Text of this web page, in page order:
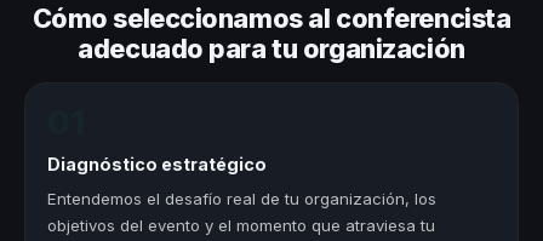
Cómo seleccionamos al conferencista
adecuado para tu organización
Diagnóstico estratégico
Entendemos el desafío real de tu organización, los
objetivos del evento y el momento que atraviesa tu